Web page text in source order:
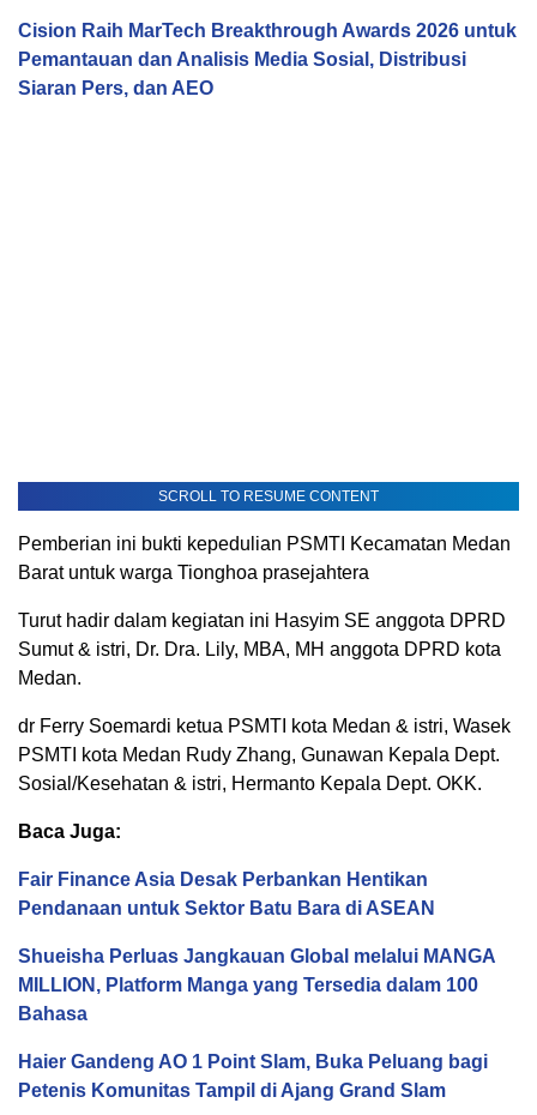
Cision Raih MarTech Breakthrough Awards 2026 untuk
Pemantauan dan Analisis Media Sosial, Distribusi
Siaran Pers, dan AEO
SCROLL TO RESUME CONTENT
Pemberian ini bukti kepedulian PSMTI Kecamatan Medan
Barat untuk warga Tionghoa prasejahtera
Turut hadir dalam kegiatan ini Hasyim SE anggota DPRD
Sumut & istri, Dr. Dra. Lily, MBA, MH anggota DPRD kota
Medan.
dr Ferry Soemardi ketua PSMTI kota Medan & istri, Wasek
PSMTI kota Medan Rudy Zhang, Gunawan Kepala Dept.
Sosial/Kesehatan & istri, Hermanto Kepala Dept. OKK.
Baca Juga:
Fair Finance Asia Desak Perbankan Hentikan
Pendanaan untuk Sektor Batu Bara di ASEAN
Shueisha Perluas Jangkauan Global melalui MANGA
MILLION, Platform Manga yang Tersedia dalam 100
Bahasa
Haier Gandeng AO 1 Point Slam, Buka Peluang bagi
Petenis Komunitas Tampil di Ajang Grand Slam